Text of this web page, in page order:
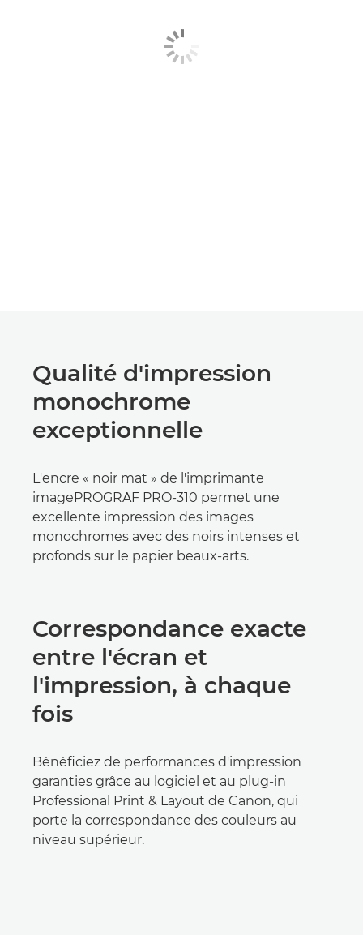
Qualité d'impression
monochrome
exceptionnelle
L'encre « noir mat » de l'imprimante
imagePROGRAF PRO-310 permet une
excellente impression des images
monochromes avec des noirs intenses et
profonds sur le papier beaux-arts.
Correspondance exacte
entre l'écran et
l'impression, à chaque
fois
Bénéficiez de performances d'impression
garanties grâce au logiciel et au plug-in
Professional Print & Layout de Canon, qui
porte la correspondance des couleurs au
niveau supérieur.